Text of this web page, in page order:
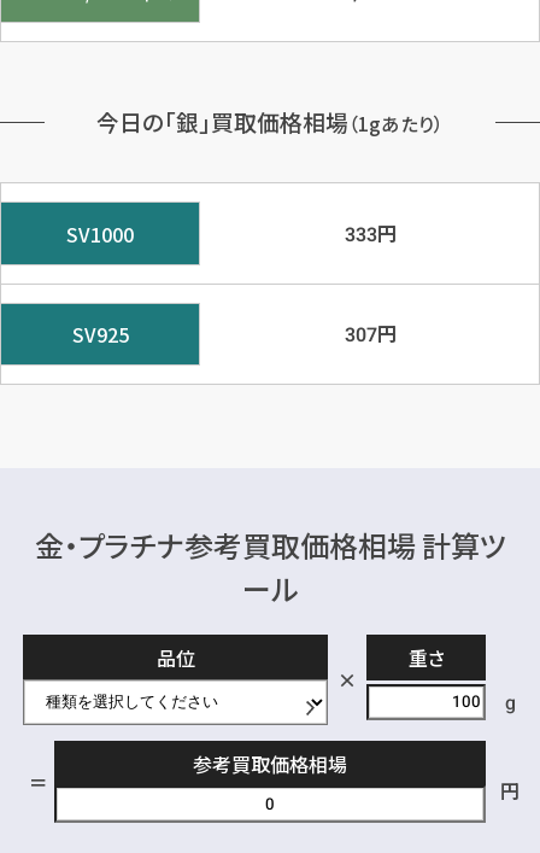
今日の「銀」買取価格相場（1gあたり）
SV1000 333円
SV925 307円
金・プラチナ参考買取価格相場 計算ツ
ール
品位
重さ
g
参考買取価格相場
円